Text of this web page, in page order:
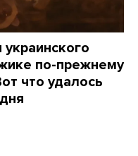
по-прежнему
что удалось